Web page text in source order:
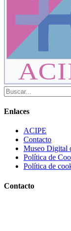
Enlaces
ACIPE
Contacto
Museo Digital
Política de
Política de
Contacto